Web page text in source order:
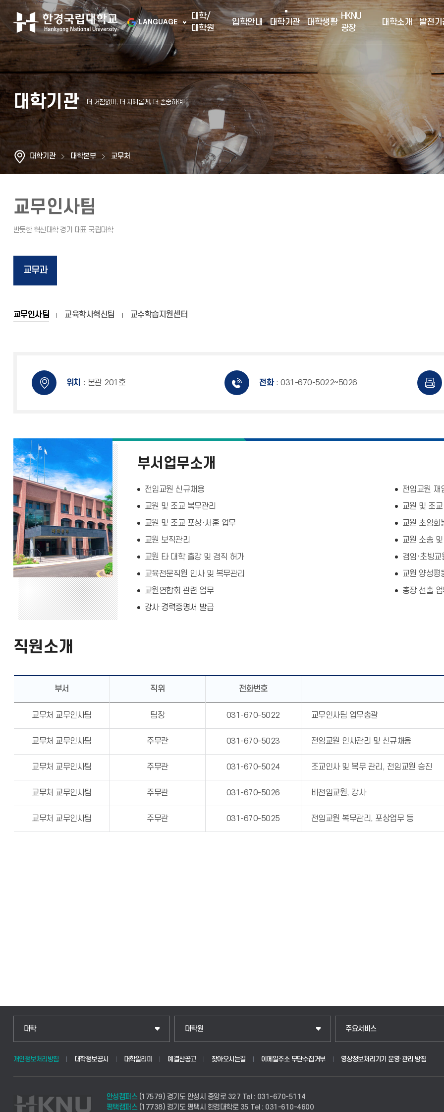
LANGUAGE
대학/
대학원
입학안내 대학기관 대학생활
HKNU
광장
대학소개 발전기
대학기관
대학기관 대학본부 교무처
교무인사팀
교무과
교무인사팀 교육학사혁신팀 교수학습지원센터
위치 : 본관 201호 전화 : 031-670-5022~5026
부서업무소개
전임교원 신규채용
전임교원 재
교원 및 조교 복무관리
교원 및 조
교원 및 조교 포상·서훈 업무
교원 초임회
교원 보직관리
교원 소송
교원 타 대학 출강 및 겸직 허가
겸임·초빙교
교육전문직원 인사 및 복무관리
교원 양성평
교원연합회 관련 업무
총장 선출
강사 경력증명서 발급
직원소개
부서 직위 전화번호
교무처 교무인사팀 팀장 031-670-5022 교무인사팀 업무총괄
교무처 교무인사팀 주무관 031-670-5023 전임교원 인사관리 및 신규채용
교무처 교무인사팀 주무관 031-670-5024 조교인사 및 복무 관리, 전임교원 승진
교무처 교무인사팀 주무관 031-670-5026 비전임교원, 강사
교무처 교무인사팀 주무관 031-670-5025 전임교원 복무관리, 포상업무 등
대학 대학원 주요서비스
개인정보처리방침 대학정보공시 대학알리미 예결산공고 찾아오시는길 이메일주소 무단수집거부 영상정보처리기기 운영·관리 방침
안성캠퍼스(17579) 경기도 안성시 중앙로 327 Tel : 031-670-5114
평택캠퍼스(17738) 경기도 평택시 한경대학로 35 Tel : 031-610-4600